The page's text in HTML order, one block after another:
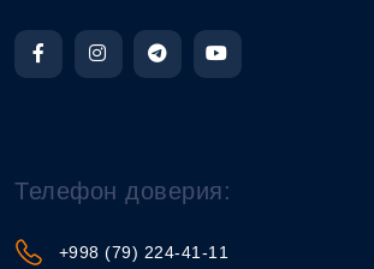
Телефон доверия:
+998 (79) 224-41-11